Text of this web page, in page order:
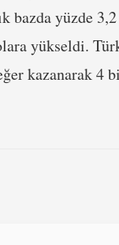
bazda yüzde
yükseldi.
kazanarak 4